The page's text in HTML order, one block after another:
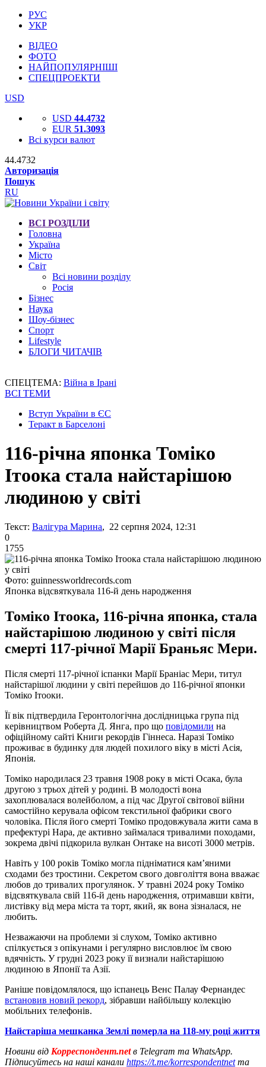
РУС
УКР
ВІДЕО
ФОТО
НАЙПОПУЛЯРНІШІ
СПЕЦПРОЕКТИ
USD
USD 44.4732
EUR 51.3093
Всі курси валют
44.4732
Авторизація
Пошук
RU
ВСІ РОЗДІЛИ
Головна
Україна
Місто
Світ
Всі новини розділу
Росія
Бізнес
Наука
Шоу-бізнес
Спорт
Lifestyle
БЛОГИ ЧИТАЧІВ
СПЕЦТЕМА: Війна в Ірані
ВСІ ТЕМИ
Вступ України в ЄС
Теракт в Барселоні
116-річна японка Томіко
Ітоока стала найстарішою
людиною у світі
Текст: Валігура Марина, 22 серпня 2024, 12:31
0
1755
Фото: guinnessworldrecords.com
Японка відсвяткувала 116-й день народження
Томіко Ітоока, 116-річна японка, стала
найстарішою людиною у світі після
смерті 117-річної Марії Браньяс Мери.
Після смерті 117-річної іспанки Марії Браніас Мери, титул
найстарішої людини у світі перейшов до 116-річної японки
Томіко Ітооки.
Її вік підтвердила Геронтологічна дослідницька група під
керівництвом Роберта Д. Янга, про що повідомили на
офіційному сайті Книги рекордів Гіннеса. Наразі Томіко
проживає в будинку для людей похилого віку в місті Асія,
Японія.
Томіко народилася 23 травня 1908 року в місті Осака, була
другою з трьох дітей у родині. В молодості вона
захоплювалася волейболом, а під час Другої світової війни
самостійно керувала офісом текстильної фабрики свого
чоловіка. Після його смерті Томіко продовжувала жити сама в
префектурі Нара, де активно займалася тривалими походами,
зокрема двічі підкорила вулкан Онтаке на висоті 3000 метрів.
Навіть у 100 років Томіко могла підніматися кам’яними
сходами без тростини. Секретом свого довголіття вона вважає
любов до тривалих прогулянок. У травні 2024 року Томіко
відсвяткувала свій 116-й день народження, отримавши квіти,
листівку від мера міста та торт, який, як вона зізналася, не
любить.
Незважаючи на проблеми зі слухом, Томіко активно
спілкується з опікунами і регулярно висловлює їм свою
вдячність. У грудні 2023 року її визнали найстарішою
людиною в Японії та Азії.
Раніше повідомлялося, що іспанець Венс Палау Фернандес
встановив новий рекорд, зібравши найбільшу колекцію
мобільних телефонів.
Найстаріша мешканка Землі померла на 118-му році життя
Новини від Корреспондент.netв Telegram та WhatsApp.
Підписуйтесь на наші канали https://t.me/korrespondentnetта